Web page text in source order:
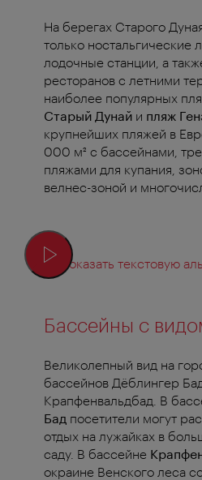
На берегах Старого
только ностальгические
лодочные станции, а
ресторанов с летними
наиболее популярных
Старый Дунай и пляж
крупнейших пляжей в
000 м² с бассейнами,
пляжами для купания,
велнес-зоной и
Показать текстовую
Бассейны с
Великолепный вид на
бассейнов Дёблингер
Крапфенвальдбад. В
Бад посетители могут
отдых на лужайках в
саду. В бассейне
окраине Венского леса